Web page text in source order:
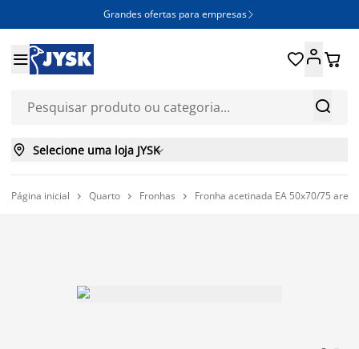
Grandes ofertas para empresas 


 
 Selecione uma loja JYSK
Página inicial  Quarto  Fronhas  Fronha acetinada EA 50x70/75 areia